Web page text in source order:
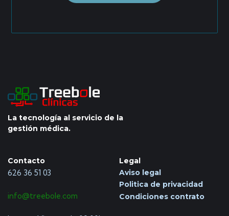
La tecnología al servicio de la
gestión médica.
Contacto
626 36 51 03
info@treebole.com
Legal
Aviso legal
Politica de privacidad
Condiciones contrato